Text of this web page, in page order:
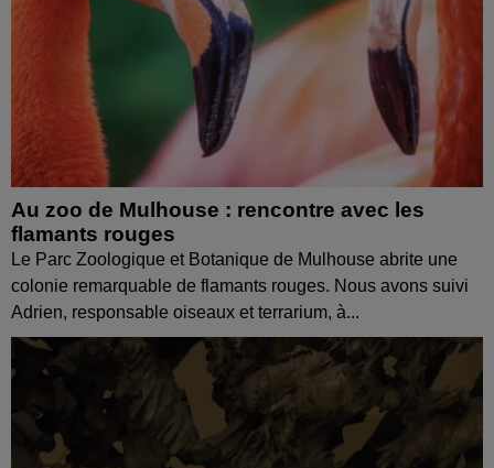
Au zoo de Mulhouse : rencontre avec les
flamants rouges
Le Parc Zoologique et Botanique de Mulhouse abrite une
colonie remarquable de flamants rouges. Nous avons suivi
Adrien, responsable oiseaux et terrarium, à...